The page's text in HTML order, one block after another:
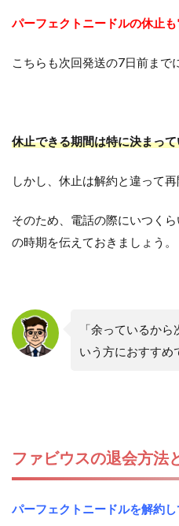
パーフェクトニードルの休止も
こちらも次回発送の7日前まで
休止できる期間は特に決まっ
しかし、休止は解約と違って
そのため、電話の際にいつく
の時期を伝えておきましょう。
「余っているか
いう方におすすめ
ファビウスの退会方法
パーフェクトニードルを解約